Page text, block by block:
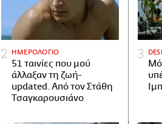
ΗΜΕΡΟΛΟΓΙΟ
51 ταινίες που μού
άλλαξαν τη ζωή-
updated. Aπό τον Στάθη
Τσαγκαρουσιάνο